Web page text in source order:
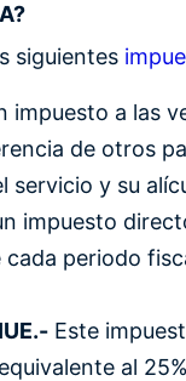
siguientes
impuesto a las
de otros
y su
impuesto
periodo
Este
al